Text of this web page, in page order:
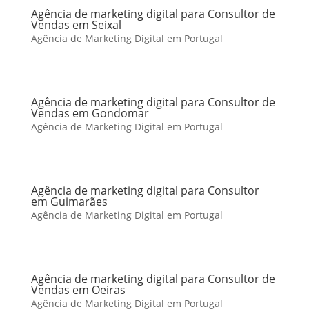
Agência de marketing digital para Consultor de
Vendas em Seixal
Agência de Marketing Digital em Portugal
Agência de marketing digital para Consultor de
Vendas em Gondomar
Agência de Marketing Digital em Portugal
Agência de marketing digital para Consultor
em Guimarães
Agência de Marketing Digital em Portugal
Agência de marketing digital para Consultor de
Vendas em Oeiras
Agência de Marketing Digital em Portugal